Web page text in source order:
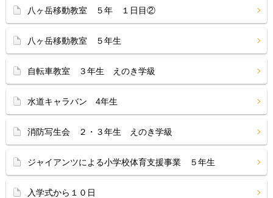
八ヶ岳移動教室 ５年 １日目②
八ヶ岳移動教室 ５年生
自転車教室 ３年生 えのき学級
水道キャラバン 4年生
消防写生会 ２・３年生 えのき学級
ジャイアンツによる小学校体育支援事業 ５年生
入学式から１０日